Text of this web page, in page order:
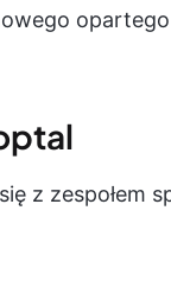
z zespołem